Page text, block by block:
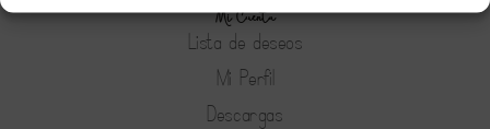
Mi Cuenta
Lista de deseos
Mi Perfil
Descargas